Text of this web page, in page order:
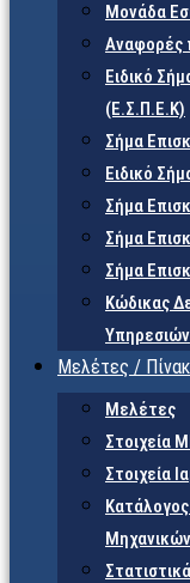
Μονάδα
Αναφορές
Ειδικό
(Ε.Σ.Π.Ε.Κ)
Σήμα
Ειδικό
Σήμα
Σήμα
Σήμα
Κώδικας
Υπηρεσιών
Μελέτες /
Μελέτες
Στοιχεία
Στοιχεία
Μηχανικών